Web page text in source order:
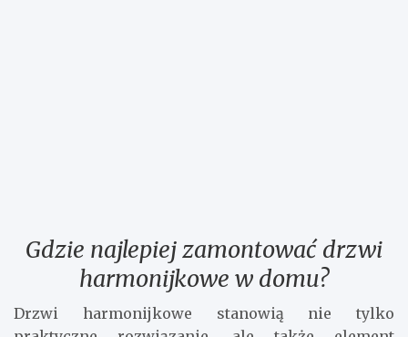
Gdzie najlepiej zamontować drzwi
harmonijkowe w domu?